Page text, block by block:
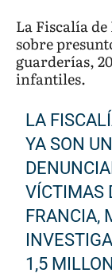
La Fiscalía
sobre
guarderías,
infantiles.
LA
YA SON
VÍCTIMAS
FRANCIA,
1,5